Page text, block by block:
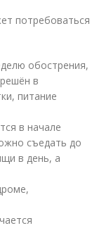
потребоваться
обострения,
в
питание
в начале
съедать до
в день, а